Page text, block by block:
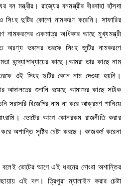
মন্ত্রীর। রাজ্যের বনমন্ত্রীর বীরবাহা হাঁসদা
দুটির কোনো নামকরণ করেনি। সাফারির
নামকরনের একমাত্র অধিকার আছে মুখ্যমন্ত্রী
অরণ্য ভবনের তরফে সিংহ জুটির নামকরণে
বন্দ্যোপাধ্যায়ের কাছে।আমরা তার কাছে নাম
ওই সিংহ দুটির কোন নাম দেওয়া হয়নি।
আদালতের শুনানি রয়েছে আমাদের কাছে সঠিক
সরাসরি বিজেপির নাম না করে আক্রমণ শানিয়ে
ভোটের আগে কোনরকম রাজনীতি করার
অশান্তি সৃষ্টির চেষ্টা করছে। কাজকর্ম করেনা
বলেই ভোটের আগে এই ধরনের নোংরা অশান্তির
এই দল। ত্রিপুরা ম্যালাইন করার চেষ্টা